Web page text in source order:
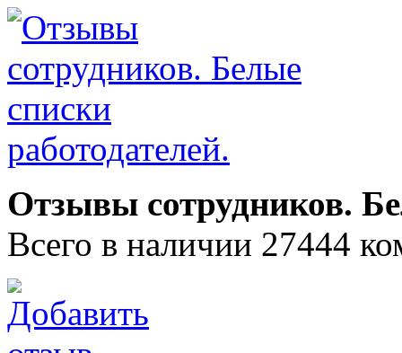
Отзывы сотрудников.
Всего в наличии 27444